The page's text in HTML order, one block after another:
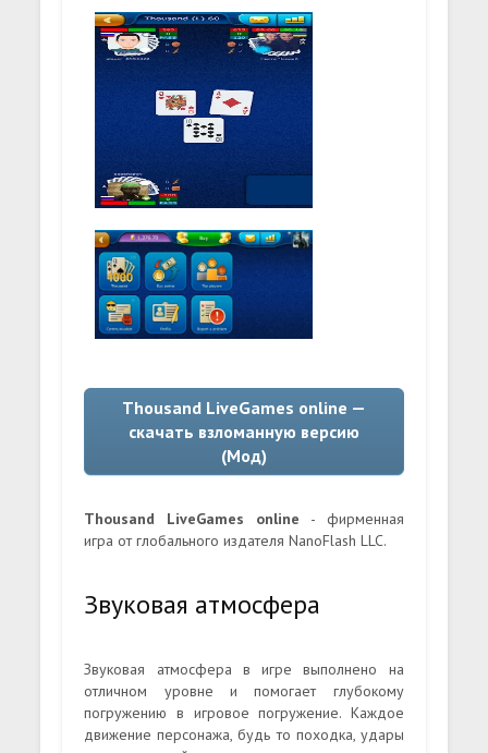
Thousand LiveGames online —
скачать взломанную версию
(Мод)
Thousand LiveGames online - фирменная
игра от глобального издателя NanoFlash LLC.
Звуковая атмосфера
Звуковая атмосфера в игре выполнено на
отличном уровне и помогает глубокому
погружению в игровое погружение. Каждое
движение персонажа, будь то походка, удары